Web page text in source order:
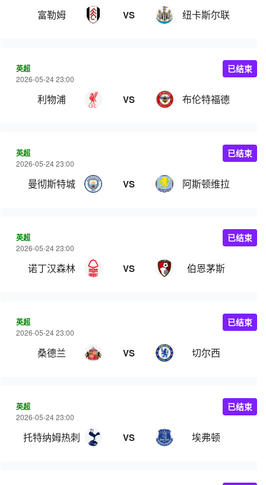
富勒姆 VS 纽卡斯尔联
英超
2026-05-24 23:00
利物浦 VS 布伦特福德
已结束
英超
2026-05-24 23:00
曼彻斯特城 VS 阿斯顿维拉
已结束
英超
2026-05-24 23:00
诺丁汉森林 VS 伯恩茅斯
已结束
英超
2026-05-24 23:00
桑德兰 VS 切尔西
已结束
英超
2026-05-24 23:00
托特纳姆热刺 VS 埃弗顿
已结束